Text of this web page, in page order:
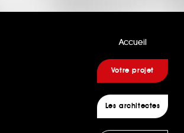
Accueil
Votre projet
Les architectes